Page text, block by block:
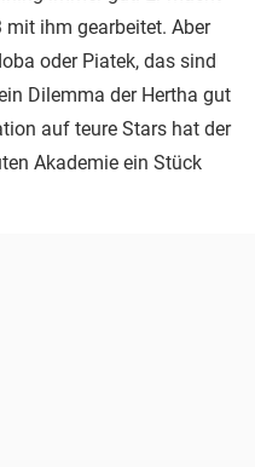
mit ihm gearbeitet. Aber
oder Piatek, das sind
Dilemma der Hertha gut
auf teure Stars hat der
Akademie ein Stück